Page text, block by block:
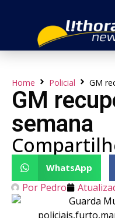
Home Policial GM
GM
semana
WhatsApp
Por Pedro